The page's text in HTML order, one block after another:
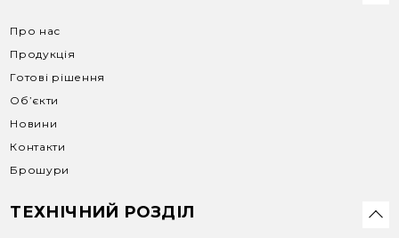
Про нас
Продукція
Готові рішення
Об’єкти
Новини
Контакти
Брошури
ТЕХНІЧНИЙ РОЗДІЛ